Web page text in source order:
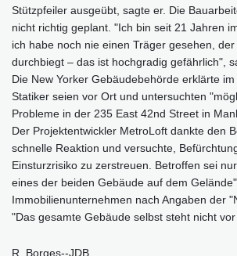
Stützpfeiler ausgeübt, sagte er. Die
nicht richtig geplant. "Ich bin seit 21 Jahren
ich habe noch nie einen Träger gesehen,
durchbiegt – das ist hochgradig gefährlich",
Die New Yorker Gebäudebehörde erklärte
Statiker seien vor Ort und untersuchten
Probleme in der 235 East 42nd Street in
Der Projektentwickler MetroLoft dankte den
schnelle Reaktion und versuchte,
Einsturzrisiko zu zerstreuen. Betroffen sei
eines der beiden Gebäude auf dem
Immobilienunternehmen nach Angaben der
"Das gesamte Gebäude selbst steht nicht
R. Borges--JDB